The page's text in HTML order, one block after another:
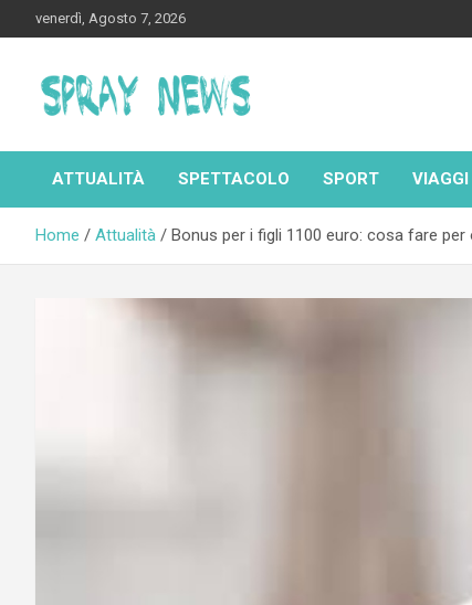
to
venerdì, Agosto 7, 2026
Spraynews.it
ATTUALITÀ SPETTACOLO SPORT VIAGGI
Home Attualità Bonus per i figli 1100 euro: cosa fare